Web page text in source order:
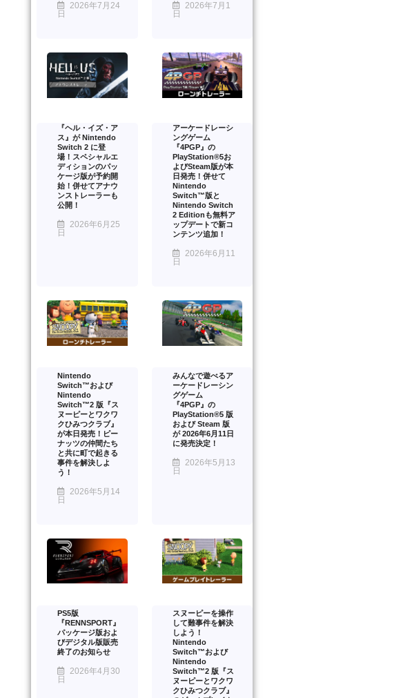
2026年7月24
日
2026年7月1
日
『ヘル・イズ・ア
ス』が Nintendo
Switch 2 に登
場！スペシャルエ
ディションのパッ
ケージ版が予約開
始！併せてアナウ
ンストレーラーも
公開！
2026年6月25
日
アーケードレーシ
ングゲーム
『4PGP』の
PlayStation®5お
よびSteam版が本
日発売！併せて
Nintendo
Switch™版と
Nintendo Switch
2 Editionも無料ア
ップデートで新コ
ンテンツ追加！
2026年6月11
日
Nintendo
Switch™および
Nintendo
Switch™2 版『ス
ヌーピーとワクワ
クひみつクラブ』
が本日発売！ピー
ナッツの仲間たち
と共に町で起きる
事件を解決しよ
う！
2026年5月14
日
みんなで遊べるア
ーケードレーシン
グゲーム
『4PGP』の
PlayStation®5 版
および Steam 版
が 2026年6月11日
に発売決定！
2026年5月13
日
PS5版
『RENNSPORT』
パッケージ版およ
びデジタル版販売
終了のお知らせ
2026年4月30
日
スヌーピーを操作
して難事件を解決
しよう！
Nintendo
Switch™および
Nintendo
Switch™2 版『ス
ヌーピーとワクワ
クひみつクラブ』